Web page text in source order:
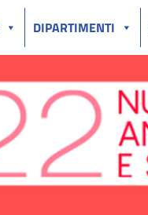
DIPARTIMENTI